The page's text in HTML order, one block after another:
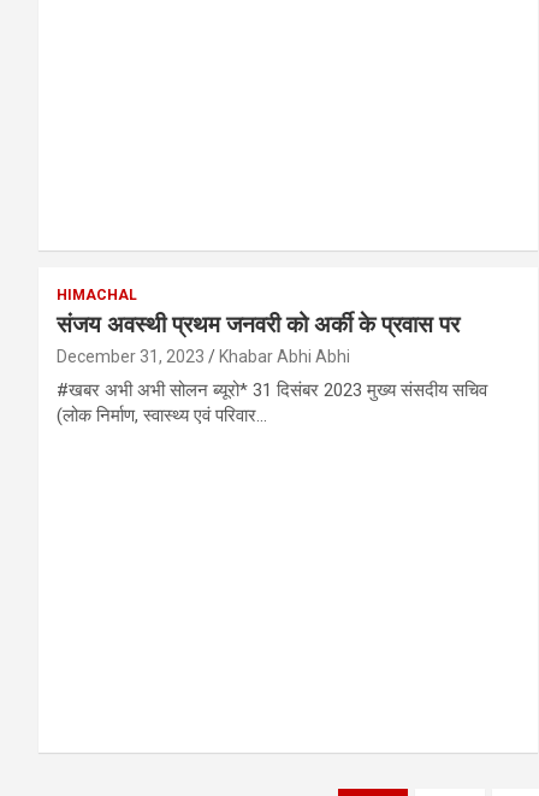
HIMACHAL
संजय अवस्थी प्रथम जनवरी को अर्की के प्रवास पर
December 31, 2023 Khabar Abhi Abhi
#खबर अभी अभी सोलन ब्यूरो* 31 दिसंबर 2023 मुख्य संसदीय सचिव
(लोक निर्माण, स्वास्थ्य एवं परिवार…